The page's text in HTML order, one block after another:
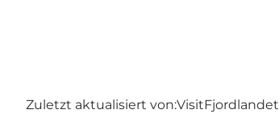
Zuletzt aktualisiert von:VisitFjordlandet